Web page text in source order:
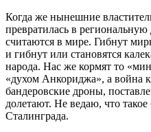
Когда же нынешние
превратилась в
считаются в мире. Гибнут
и гибнут или становятся
народа. Нас же кормят то
«духом Анкориджа», а война
бандеровские дроны,
долетают. Не ведаю, что такое
Сталинграда.